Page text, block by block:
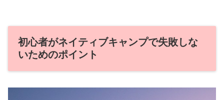
初心者がネイティブキャンプで失敗しな
いためのポイント